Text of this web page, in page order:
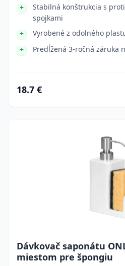
Stabilná konštrukcia s
spojkami
Vyrobené z odolného
Predĺžená 3-ročná záruka
18.7 €
Dávkovač saponátu
miestom pre špongiu